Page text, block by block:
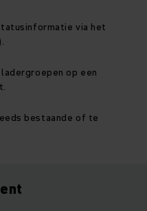
via het
op een
bestaande of te